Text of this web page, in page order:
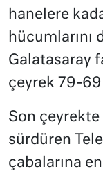
hanelere
hücumlarını
Galatasaray
çeyrek 79-
Son çeyrekte
sürdüren
çabalarına